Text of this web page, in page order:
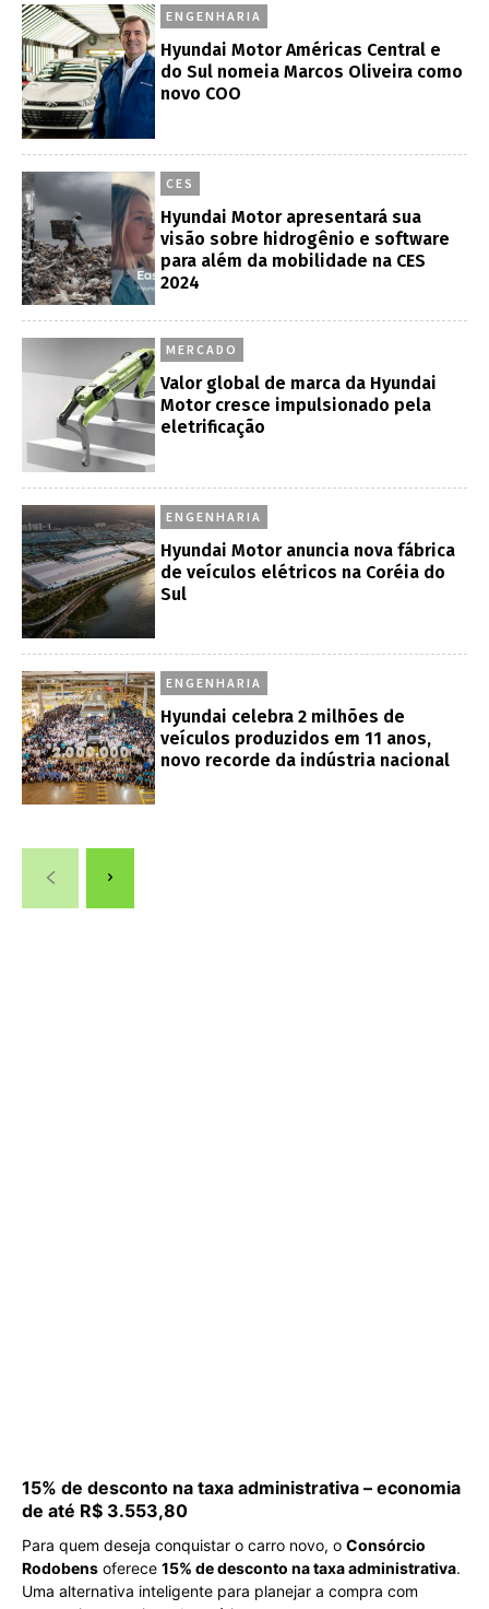
ENGENHARIA
Hyundai Motor Américas Central e
do Sul nomeia Marcos Oliveira como
novo COO
CES
Hyundai Motor apresentará sua
visão sobre hidrogênio e software
para além da mobilidade na CES
2024
MERCADO
Valor global de marca da Hyundai
Motor cresce impulsionado pela
eletrificação
ENGENHARIA
Hyundai Motor anuncia nova fábrica
de veículos elétricos na Coréia do
Sul
ENGENHARIA
Hyundai celebra 2 milhões de
veículos produzidos em 11 anos,
novo recorde da indústria nacional
15% de desconto na taxa administrativa – economia
de até R$ 3.553,80
Para quem deseja conquistar o carro novo, o Consórcio
Rodobens oferece 15% de desconto na taxa administrativa.
Uma alternativa inteligente para planejar a compra com